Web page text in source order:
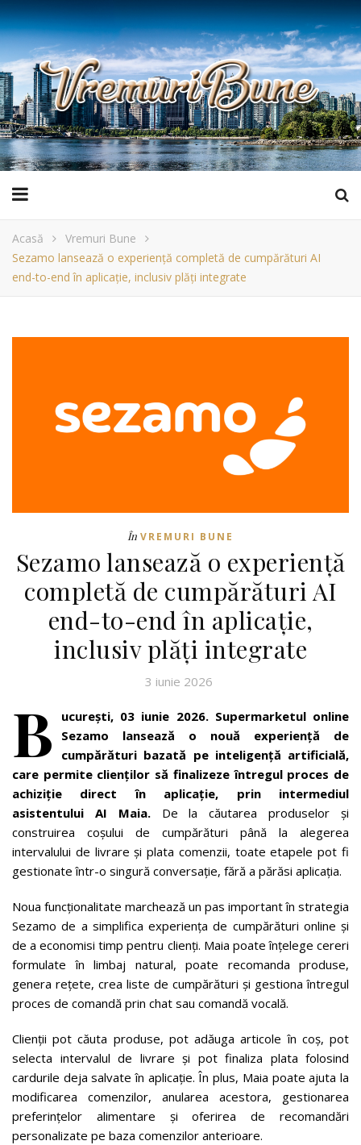
Acasă
Vremuri Bune
Sezamo lansează o experiență completă de cumpărături AI
end-to-end în aplicație, inclusiv plăți integrate
În VREMURI BUNE
Sezamo lansează o experiență
completă de cumpărături AI
end-to-end în aplicație,
inclusiv plăți integrate
3 iunie 2026
B ucurești, 03 iunie 2026. Supermarketul online
Sezamo lansează o nouă experiență de
cumpărături bazată pe inteligență artificială,
care permite clienților să finalizeze întregul proces de
achiziție direct în aplicație, prin intermediul
asistentului AI Maia. De la căutarea produselor și
construirea coșului de cumpărături până la alegerea
intervalului de livrare și plata comenzii, toate etapele pot fi
gestionate într-o singură conversație, fără a părăsi aplicația.
Noua funcționalitate marchează un pas important în strategia
Sezamo de a simplifica experiența de cumpărături online și
de a economisi timp pentru clienți. Maia poate înțelege cereri
formulate în limbaj natural, poate recomanda produse,
genera rețete, crea liste de cumpărături și gestiona întregul
proces de comandă prin chat sau comandă vocală.
Clienții pot căuta produse, pot adăuga articole în coș, pot
selecta intervalul de livrare și pot finaliza plata folosind
cardurile deja salvate în aplicație. În plus, Maia poate ajuta la
modificarea comenzilor, anularea acestora, gestionarea
preferințelor alimentare și oferirea de recomandări
personalizate pe baza comenzilor anterioare.